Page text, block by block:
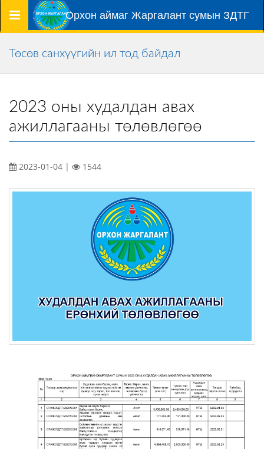
Цэс Орхон аймаг Жаргалант сумын ЗДТГ
Төсөв санхүүгийн ил тод байдал
2023 оны худалдан авах
ажиллагааны төлөвлөгөө
2023-01-04 | 1544